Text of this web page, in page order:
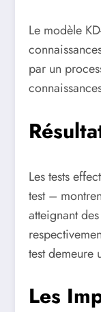
Le modèle
par un
Les tests
test –
atteignant
test demeure
Les